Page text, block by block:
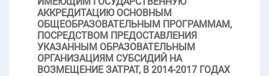
АККРЕДИТАЦИЮ ОСНОВНЫМ
ОБЩЕОБРАЗОВАТЕЛЬНЫМ ПРОГРАММАМ,
ПОСРЕДСТВОМ ПРЕДОСТАВЛЕНИЯ
УКАЗАННЫМ ОБРАЗОВАТЕЛЬНЫМ
ОРГАНИЗАЦИЯМ СУБСИДИЙ НА
ВОЗМЕЩЕНИЕ ЗАТРАТ, В 2014-2017 ГОДАХ